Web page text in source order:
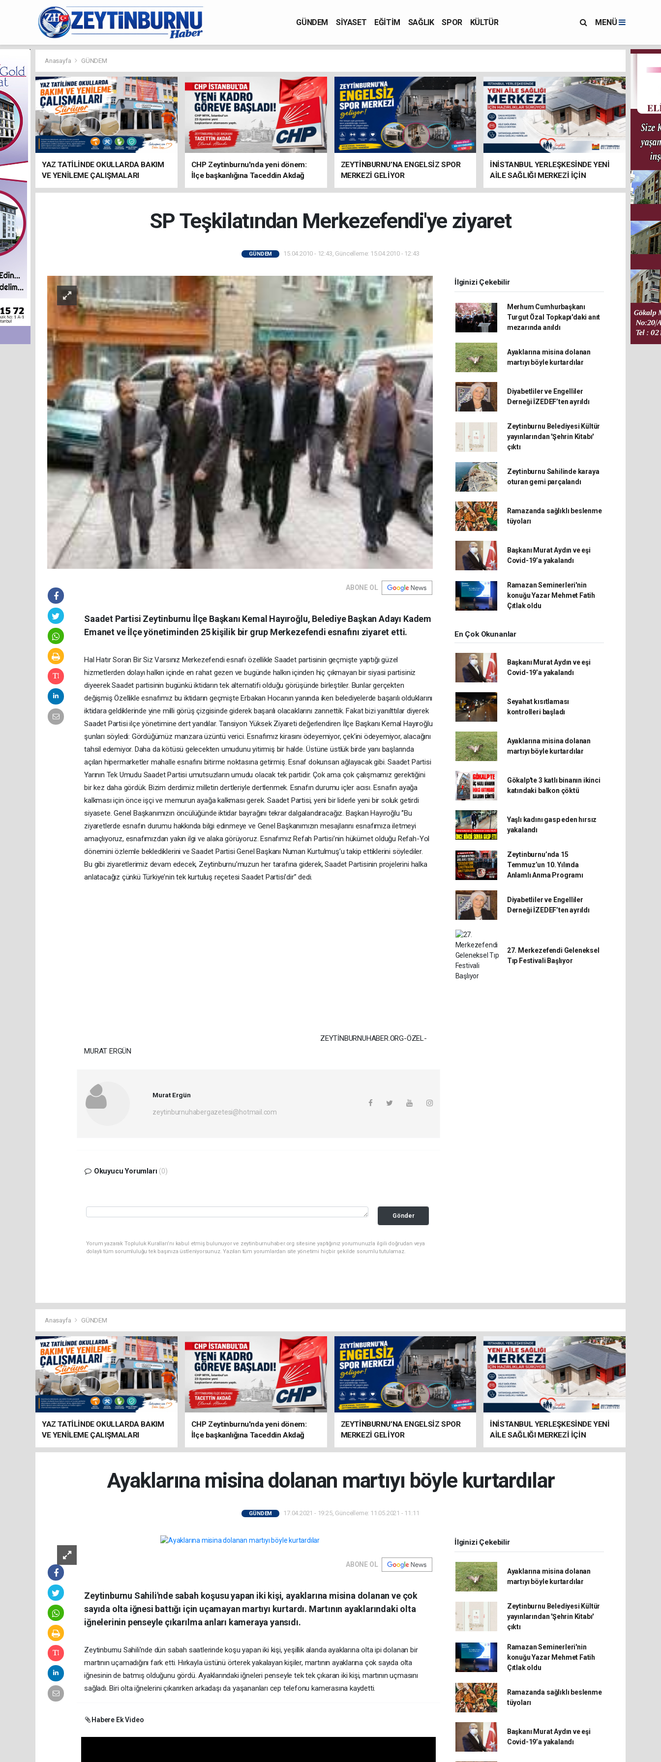
GÜNDEM SİYASET EĞİTİM SAĞLIK SPOR KÜLTÜR MENÜ
Anasayfa GÜNDEM
YAZ TATİLİNDE OKULLARDA BAKIM
VE YENİLEME ÇALIŞMALARI
SÜRÜYOR
CHP Zeytinburnu'nda yeni dönem:
İlçe başkanlığına Taceddin Akdağ
atandı
ZEYTİNBURNU’NA ENGELSİZ SPOR
MERKEZİ GELİYOR
İNİSTANBUL YERLEŞKESİNDE YENİ
AİLE SAĞLIĞI MERKEZİ İÇİN
HAZIRLIKLAR SÜRÜYOR
SP Teşkilatından Merkezefendi'ye ziyaret
GÜNDEM 15.04.2010 - 12:43, Güncelleme: 15.04.2010 - 12:43
ABONE OL
Saadet Partisi Zeytinburnu İlçe Başkanı Kemal Hayıroğlu, Belediye Başkan Adayı Kadem
Emanet ve İlçe yönetiminden 25 kişilik bir grup Merkezefendi esnafını ziyaret etti.
Hal Hatır Soran Bir Siz Varsınız Merkezefendi esnafı özellikle Saadet partisinin geçmişte yaptığı güzel
hizmetlerden dolayı halkın içinde en rahat gezen ve bugünde halkın içinden hiç çıkmayan bir siyasi partisiniz
diyeerek Saadet partisinin bugünkü iktidarın tek alternatifi olduğu görüşünde birleştiler. Bunlar gerçekten
değişmiş Özellikle esnafımız bu iktidarın geçmişte Erbakan Hocanın yanında iken belediyelerde başarılı olduklarını
iktidara geldiklerinde yine milli görüş çizgisinde giderek başarılı olacaklarını zannettik. Fakat bizi yanılttılar diyerek
Saadet Partisi ilçe yönetimine dert yandılar. Tansiyon Yüksek Ziyareti değerlendiren İlçe Başkanı Kemal Hayıroğlu
şunları söyledi: Gördüğümüz manzara üzüntü verici. Esnafımız kirasını ödeyemiyor, çek’ini ödeyemiyor, alacağını
tahsil edemiyor. Daha da kötüsü gelecekten umudunu yitirmiş bir halde. Üstüne üstlük birde yanı başlarında
açılan hipermarketler mahalle esnafını bitirme noktasına getirmiş. Esnaf dokunsan ağlayacak gibi. Saadet Partisi
Yarının Tek Umudu Saadet Partisi umutsuzların umudu olacak tek partidir. Çok ama çok çalışmamız gerektiğini
bir kez daha gördük. Bizim derdimiz milletin dertleriyle dertlenmek. Esnafın durumu içler acısı. Esnafın ayağa
kalkması için önce işçi ve memurun ayağa kalkması gerek. Saadet Partisi, yeni bir liderle yeni bir soluk getirdi
siyasete. Genel Başkanımızın öncülüğünde iktidar bayrağını tekrar dalgalandıracağız. Başkan Hayıroğlu ‘’Bu
ziyaretlerde esnafın durumu hakkında bilgi edinmeye ve Genel Başkanımızın mesajlarını esnafımıza iletmeyi
amaçlıyoruz, esnafımızdan yakın ilgi ve alaka görüyoruz. Esnafımız Refah Partisi’nin hükümet olduğu Refah-Yol
dönemini özlemle beklediklerini ve Saadet Partisi Genel Başkanı Numan Kurtulmuş’u takip ettiklerini söylediler.
Bu gibi ziyaretlerimiz devam edecek, Zeytinburnu’muzun her tarafına giderek, Saadet Partisinin projelerini halka
anlatacağız çünkü Türkiye’nin tek kurtuluş reçetesi Saadet Partisi’dir” dedi.
ZEYTİNBURNUHABER.ORG-ÖZEL-
MURAT ERGÜN
Murat Ergün
zeytinburnuhabergazetesi@hotmail.com
Okuyucu Yorumları (0)
Gönder
Yorum yazarak Topluluk Kuralları’nı kabul etmiş bulunuyor ve zeytinburnuhaber.org sitesine yaptığınız yorumunuzla ilgili doğrudan veya
dolaylı tüm sorumluluğu tek başınıza üstleniyorsunuz. Yazılan tüm yorumlardan site yönetimi hiçbir şekilde sorumlu tutulamaz.
İlginizi Çekebilir
Merhum Cumhurbaşkanı
Turgut Özal Topkapı'daki anıt
mezarında anıldı
Ayaklarına misina dolanan
martıyı böyle kurtardılar
Diyabetliler ve Engelliler
Derneği İZEDEF’ten ayrıldı
Zeytinburnu Belediyesi Kültür
yayınlarından 'Şehrin Kitabı'
çıktı
Zeytinburnu Sahilinde karaya
oturan gemi parçalandı
Ramazanda sağlıklı beslenme
tüyoları
Başkanı Murat Aydın ve eşi
Covid-19’a yakalandı
Ramazan Seminerleri'nin
konuğu Yazar Mehmet Fatih
Çıtlak oldu
En Çok Okunanlar
Başkanı Murat Aydın ve eşi
Covid-19’a yakalandı
Seyahat kısıtlaması
kontrolleri başladı
Ayaklarına misina dolanan
martıyı böyle kurtardılar
Gökalp'te 3 katlı binanın ikinci
katındaki balkon çöktü
Yaşlı kadını gasp eden hırsız
yakalandı
Zeytinburnu’nda 15
Temmuz’un 10. Yılında
Anlamlı Anma Programı
Diyabetliler ve Engelliler
Derneği İZEDEF’ten ayrıldı
27. Merkezefendi Geleneksel
Tıp Festivali Başlıyor
Anasayfa GÜNDEM
YAZ TATİLİNDE OKULLARDA BAKIM
VE YENİLEME ÇALIŞMALARI
SÜRÜYOR
CHP Zeytinburnu'nda yeni dönem:
İlçe başkanlığına Taceddin Akdağ
atandı
ZEYTİNBURNU’NA ENGELSİZ SPOR
MERKEZİ GELİYOR
İNİSTANBUL YERLEŞKESİNDE YENİ
AİLE SAĞLIĞI MERKEZİ İÇİN
HAZIRLIKLAR SÜRÜYOR
Ayaklarına misina dolanan martıyı böyle kurtardılar
GÜNDEM 17.04.2021 - 19:25, Güncelleme: 11.05.2021 - 11:11
ABONE OL
Zeytinburnu Sahili'nde sabah koşusu yapan iki kişi, ayaklarına misina dolanan ve çok
sayıda olta iğnesi battığı için uçamayan martıyı kurtardı. Martının ayaklarındaki olta
iğnelerinin penseyle çıkarılma anları kameraya yansıdı.
Zeytinburnu Sahili'nde dün sabah saatlerinde koşu yapan iki kişi, yeşillik alanda ayaklarına olta ipi dolanan bir
martının uçamadığını fark etti. Hırkayla üstünü örterek yakalayan kişiler, martının ayaklarına çok sayıda olta
iğnesinin de batmış olduğunu gördü. Ayaklarındaki iğneleri penseyle tek tek çıkaran iki kişi, martının uçmasını
sağladı. Biri olta iğnelerini çıkarırken arkadaşı da yaşananları cep telefonu kamerasına kaydetti.
Habere Ek Video
İlginizi Çekebilir
Ayaklarına misina dolanan
martıyı böyle kurtardılar
Zeytinburnu Belediyesi Kültür
yayınlarından 'Şehrin Kitabı'
çıktı
Ramazan Seminerleri'nin
konuğu Yazar Mehmet Fatih
Çıtlak oldu
Ramazanda sağlıklı beslenme
tüyoları
Başkanı Murat Aydın ve eşi
Covid-19’a yakalandı